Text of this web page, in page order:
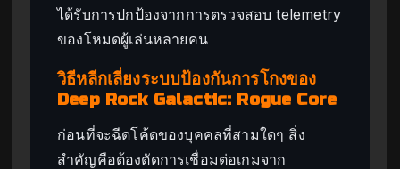
ได้รับการปกป้องจากการตรวจสอบ telemetry
ของโหมดผู้เล่นหลายคน
วิธีหลีกเลี่ยงระบบป้องกันการโกงของ
Deep Rock Galactic: Rogue Core
ก่อนที่จะฉีดโค้ดของบุคคลที่สามใดๆ สิ่ง
สำคัญคือต้องตัดการเชื่อมต่อเกมจาก